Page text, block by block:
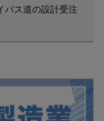
パス道の設計受注